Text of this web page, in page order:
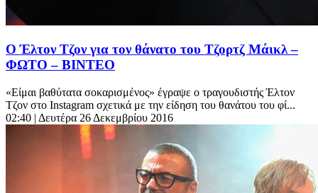
Ο Έλτον Τζον για τον θάνατο του Τζορτζ Μάικλ –
ΦΩΤΟ – ΒΙΝΤΕΟ
«Είμαι βαθύτατα σοκαρισμένος» έγραψε ο τραγουδιστής Έλτον
Τζον στο Instagram σχετικά με την είδηση του θανάτου του φί...
02:40 | Δευτέρα 26 Δεκεμβρίου 2016